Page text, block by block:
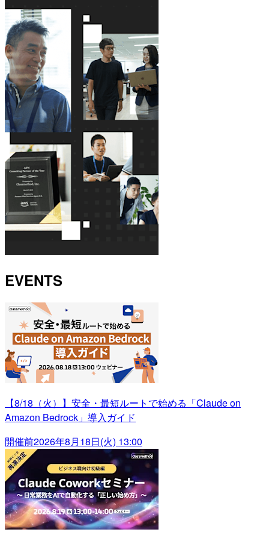
EVENTS
【8/18（火）】安全・最短ルートで始める「Claude on
Amazon Bedrock」導入ガイド
開催前2026年8月18日(火) 13:00